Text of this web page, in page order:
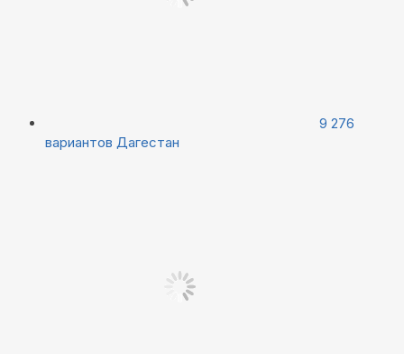
9 276
вариантов Дагестан